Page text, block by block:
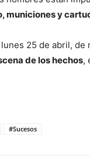
municiones y
25 de abril,
de los hechos,
#Sucesos